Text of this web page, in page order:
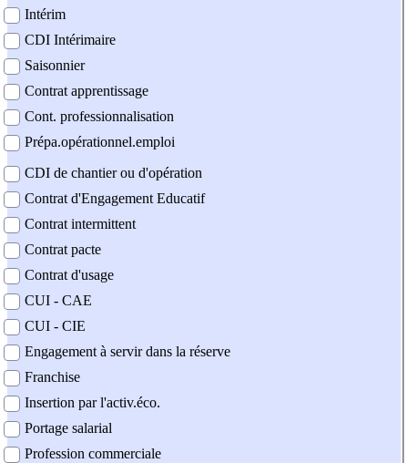
Intérim
CDI Intérimaire
Saisonnier
Contrat apprentissage
Cont. professionnalisation
Prépa.opérationnel.emploi
CDI de chantier ou d'opération
Contrat d'Engagement Educatif
Contrat intermittent
Contrat pacte
Contrat d'usage
CUI - CAE
CUI - CIE
Engagement à servir dans la réserve
Franchise
Insertion par l'activ.éco.
Portage salarial
Profession commerciale